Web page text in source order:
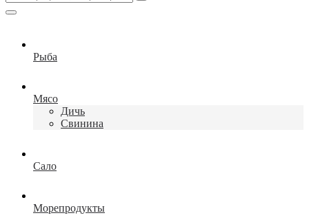
Рыба
Мясо
Дичь
Свинина
Сало
Морепродукты